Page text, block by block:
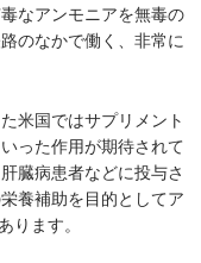
なアンモニアを無毒の
のなかで働く、非常に
米国ではサプリメント
った作用が期待されて
臓病患者などに投与さ
養補助を目的としてア
ます。